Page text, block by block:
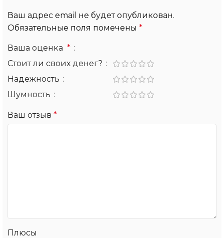
Ваш адрес email не будет опубликован.
Обязательные поля помечены *
Ваша оценка *
Стоит ли своих денег?
Надежность
Шумность
Ваш отзыв *
Плюсы